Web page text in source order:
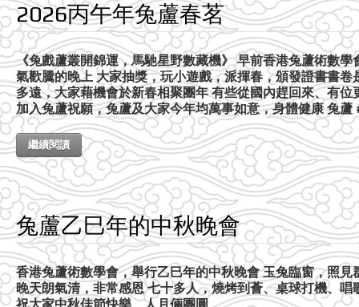
2026丙午年兔蘆春茗
《兔戲蘆叢開錦運，馬馳星野數藏機》 早前香港兔蘆術數
氣歡騰的晚上 大家抽獎，玩小遊戲，派揮春，頒發證書書
多遠，大家藉機會於新春相聚團年 有些從國內趕回來、有
加入兔蘆祝願，兔蘆及大家今年均萬事如意，身體健康 兔蘆
繼續閱讀
兔蘆乙巳年的中秋晚會
香港兔蘆術數學會，舉行乙巳年的中秋晚會 玉兔臨窗，照
晚天朗氣清，非常感恩 七十多人，燒烤到薈、桌球打機、